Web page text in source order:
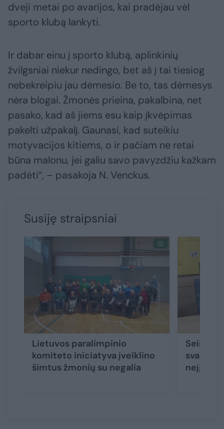
dveji metai po avarijos, kai pradėjau vėl
sporto klubą lankyti.
Ir dabar einu į sporto klubą, aplinkinių
žvilgsniai niekur nedingo, bet aš į tai tiesiog
nebekreipiu jau dėmesio. Be to, tas dėmesys
nėra blogai. Žmonės prieina, pakalbina, net
pasako, kad aš jiems esu kaip įkvėpimas
pakelti užpakalį. Gaunasi, kad suteikiu
motyvacijos kitiems, o ir pačiam ne retai
būna malonu, jei galiu savo pavyzdžiu kažkam
padėti“, – pasakoja N. Venckus.
Susiję straipsniai
Lietuvos paralimpinio
komiteto iniciatyva įveiklino
šimtus žmonių su negalia
Seime